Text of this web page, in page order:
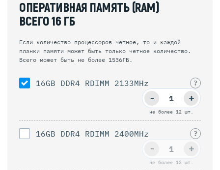
ОПЕРАТИВНАЯ ПАМЯТЬ (RAM)
ВСЕГО16 ГБ
Если количество процессоров чётное, то и каждой
планки памяти может быть только четное количество.
Всего может быть не более 1536ГБ.
16GB DDR4 RDIMM 2133MHz ?
не более 12 шт.
+
-
16GB DDR4 RDIMM 2400MHz ?
не более 12 шт.
+
-